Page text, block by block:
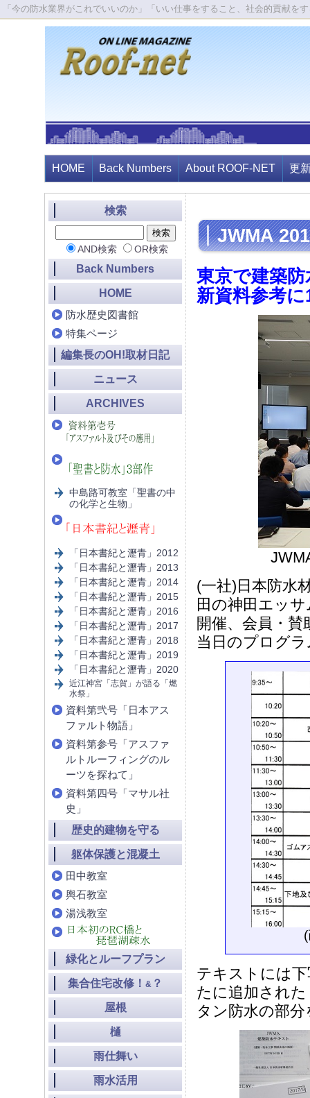
「今の防水業界がこれでいいのか」「いい仕事をすること、社会的貢献
HOME Back Numbers About ROOF-NET 更
JWMA
東京で建築
新資料参考
(一社)日本防水
田の神田エッ
開催、会員・
当日のプログ
テキストには
たに追加され
タン防水の部
検索
AND検索 OR検索
Back Numbers
HOME
防水歴史図書館
特集ページ
編集長のOH!取材日記
ニュース
ARCHIVES
中島路可教室「聖書の中
の化学と生物」
「日本書紀と瀝青」2012
「日本書紀と瀝青」2013
「日本書紀と瀝青」2014
「日本書紀と瀝青」2015
「日本書紀と瀝青」2016
「日本書紀と瀝青」2017
「日本書紀と瀝青」2018
「日本書紀と瀝青」2019
「日本書紀と瀝青」2020
近江神宮「志賀」が語る「燃
水祭」
資料第弐号「日本アス
ファルト物語」
資料第参号「アスファ
ルトルーフィングのル
ーツを探ねて」
資料第四号「マサル社
史」
歴史的建物を守る
躯体保護と混凝土
田中教室
輿石教室
湯浅教室
緑化とルーフプラン
集合住宅改修！ & ？
屋根
樋
雨仕舞い
雨水活用